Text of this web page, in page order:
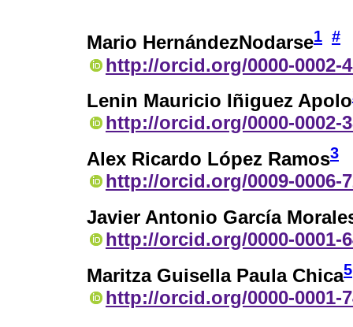
Mario HernándezNodarse1 #
http://orcid.org/0000-0002-
Lenin Mauricio Iñiguez Apolo
http://orcid.org/0000-0002-
Alex Ricardo López Ramos3
http://orcid.org/0009-0006-
Javier Antonio García
http://orcid.org/0000-0001-
Maritza Guisella Paula Chica5
http://orcid.org/0000-0001-